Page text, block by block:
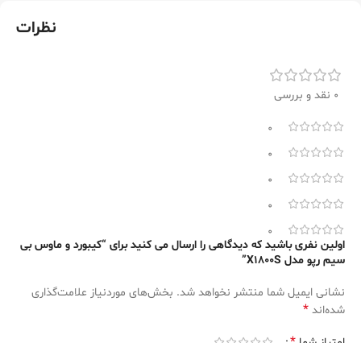
نظرات
0 نقد و بررسی
0
0
0
0
0
اولین نفری باشید که دیدگاهی را ارسال می کنید برای “کیبورد و ماوس بی
سیم رپو مدل X1800S”
نشانی ایمیل شما منتشر نخواهد شد. بخش‌های موردنیاز علامت‌گذاری
شده‌اند *